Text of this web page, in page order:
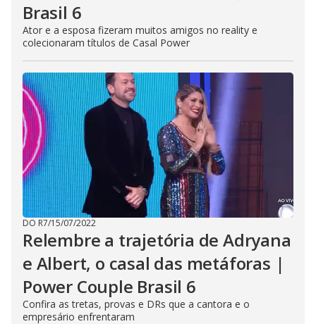
Brasil 6
Ator e a esposa fizeram muitos amigos no reality e
colecionaram títulos de Casal Power
DO R7/15/07/2022
Relembre a trajetória de Adryana
e Albert, o casal das metáforas |
Power Couple Brasil 6
Confira as tretas, provas e DRs que a cantora e o
empresário enfrentaram